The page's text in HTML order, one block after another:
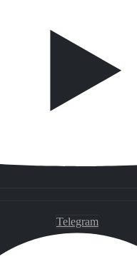
Telegram